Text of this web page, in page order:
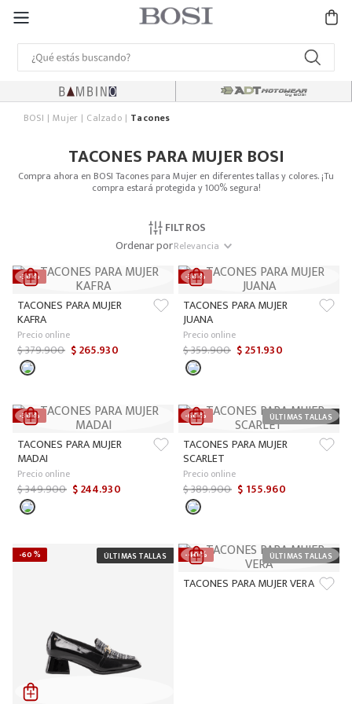
BOSI Mujer Calzado Tacones
TACONES PARA MUJER BOSI
Compra ahora en BOSI Tacones para Mujer en diferentes tallas y colores. ¡Tu
compra estará protegida y 100% segura!
FILTROS
Ordenar porRelevancia
-30 %
TACONES PARA MUJER
KAFRA
Precio online
$379.900 $265.930
-30 %
TACONES PARA MUJER
JUANA
Precio online
$359.900 $251.930
-30 %
TACONES PARA MUJER
MADAI
Precio online
$349.900 $244.930
-60 %
TACONES PARA MUJER
SCARLET
Precio online
$389.900 $ 155.960
-60 % -40 %
TACONES PARA MUJER VERA